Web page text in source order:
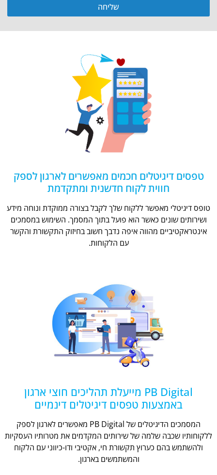
שליחה
טפסים דיגיטלים חכמים מאפשרים לארגון לספק
חווית לקוח חדשנית ומתקדמת
טופס דיגיטלי מאפשר ללקוח שלך לקבל בצורה ממוקדת ונוחה מידע
ושירותים שונים כאשר הוא פועל בתוך המסמך. השימוש במסמכים
אינטראקטיביים מהווה איפה נדבך חשוב בחיזוק התקשורת והקשר
עם הלקוחות.
PB Digital מייעלת תהליכים חוצי ארגון
באמצעות טפסים דיגיטלים דינמיים
המסמכים הדיגיטלים של PB Digital מאפשרים לארגון לספק
ללקוחותיו שכבה שלמה של שירותים המקדמים את מטרותיו העסקיות
ולהשתמש בהם כערוץ תקשורת חי, אקטיבי ודו-כיווני עם הלקוח
והמשתמשים בארגון.